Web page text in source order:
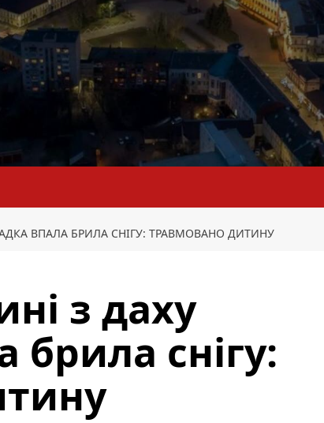
ВПАЛА БРИЛА СНІГУ: ТРАВМОВАНО ДИТИНУ
з даху
брила снігу: